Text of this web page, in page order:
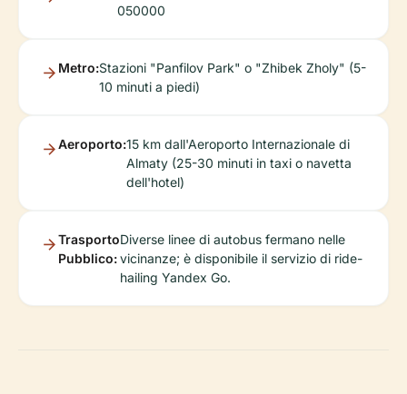
050000
Metro:Stazioni "Panfilov Park" o "Zhibek Zholy" (5-
10 minuti a piedi)
Aeroporto:15 km dall'Aeroporto Internazionale di
Almaty (25-30 minuti in taxi o navetta
dell'hotel)
Trasporto
Pubblico:
Diverse linee di autobus fermano nelle
vicinanze; è disponibile il servizio di ride-
hailing Yandex Go.